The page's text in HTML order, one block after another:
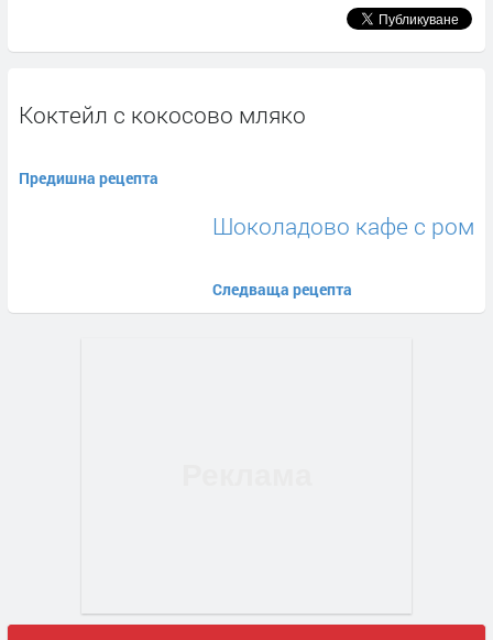
Коктейл с кокосово мляко
Предишна рецепта
Шоколадово кафе с ром
Следваща рецепта